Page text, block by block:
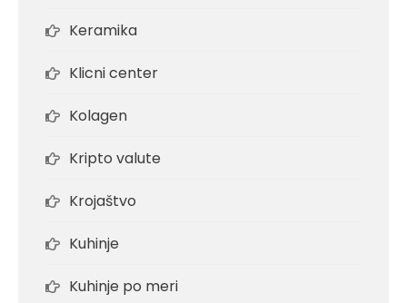
Keramika
Klicni center
Kolagen
Kripto valute
Krojaštvo
Kuhinje
Kuhinje po meri